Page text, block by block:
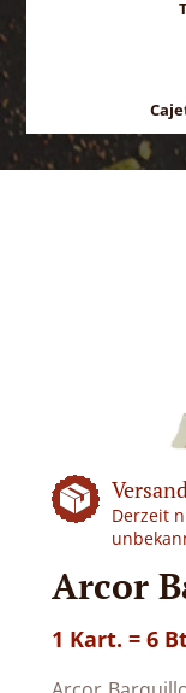
Derzeit
Arcor
1 Kart. = 6